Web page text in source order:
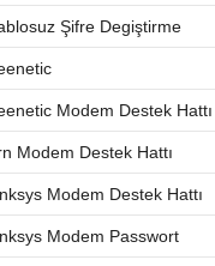
Şifre Degiştirme
Modem Destek Hattı
Modem Destek Hattı
Modem Destek Hattı
Modem Passwort